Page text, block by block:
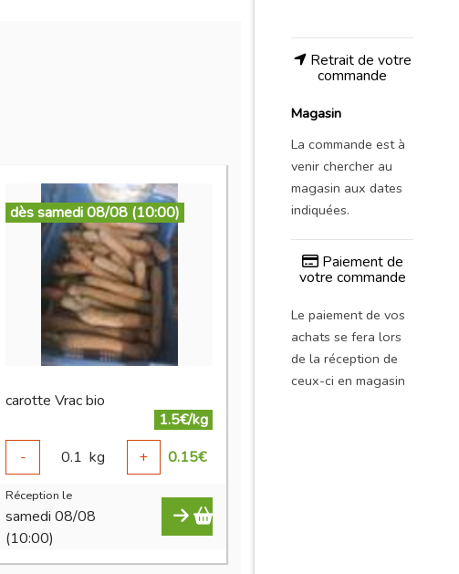
dès samedi 08/08 (10:00)
carotte Vrac bio
1.5€/kg
-
0.1 kg + 0.15€
Réception le
samedi 08/08
(10:00)
Retrait de votre
commande
Magasin
La commande est à
venir chercher au
magasin aux dates
indiquées.
Paiement de
votre commande
Le paiement de vos
achats se fera lors
de la réception de
ceux-ci en magasin